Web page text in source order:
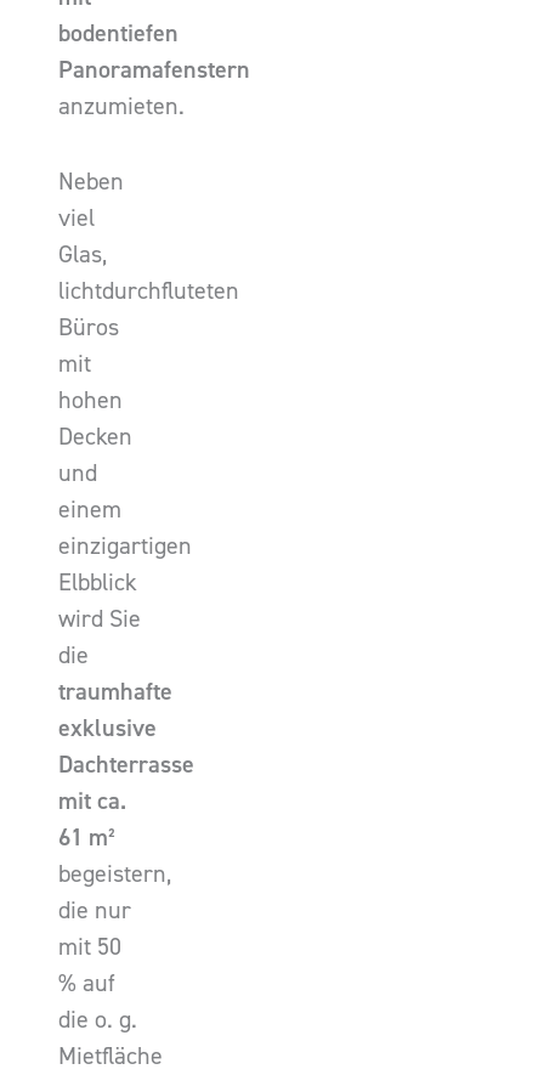
bodentiefen
Panoramafenstern
anzumieten.
Neben
viel
Glas,
lichtdurchfluteten
Büros
mit
hohen
Decken
und
einem
einzigartigen
Elbblick
wird Sie
die
traumhafte
exklusive
Dachterrasse
mit ca.
61 m²
begeistern,
die nur
mit 50
% auf
die o. g.
Mietfläche